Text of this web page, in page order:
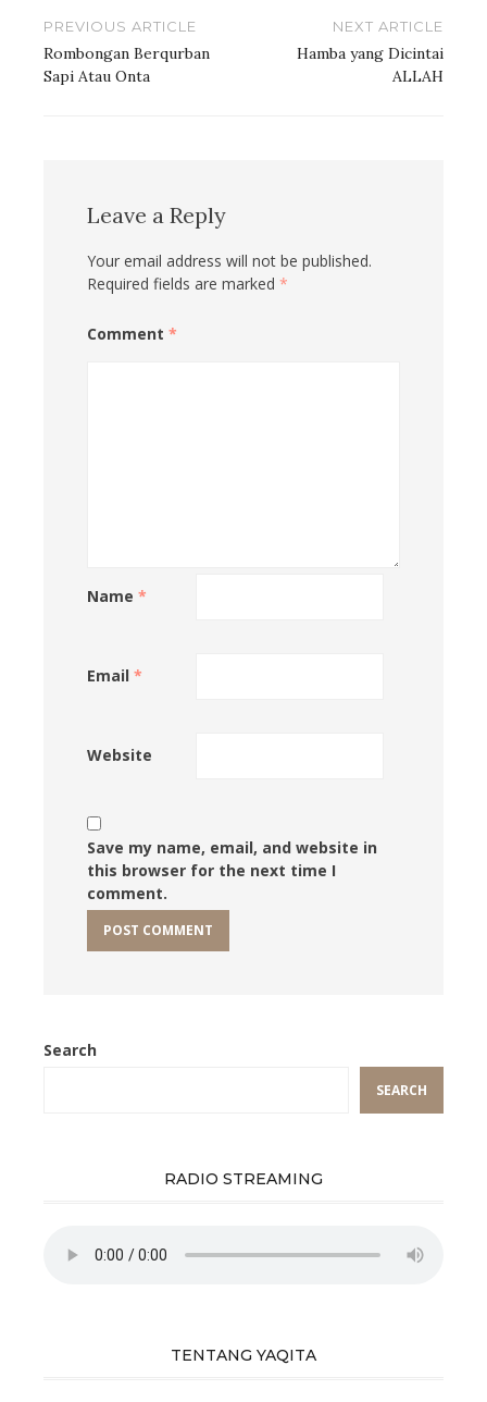
Post
navigation
PREVIOUS ARTICLE
Rombongan Berqurban
Sapi Atau Onta
NEXT ARTICLE
Hamba yang Dicintai
ALLAH
Leave a Reply
Your email address will not be published.
Required fields are marked *
Comment *
Name *
Email *
Website
Save my name, email, and website in
this browser for the next time I
comment.
Search
SEARCH
RADIO STREAMING
TENTANG YAQITA